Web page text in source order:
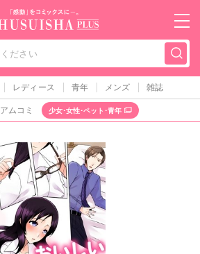
秋水社PLUS（テ
レディース 青年 メンズ 雑誌
アムコミ 少女･女性･ペット･青年